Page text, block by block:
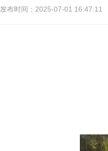
发布时间：2025-07-01 16:47:11